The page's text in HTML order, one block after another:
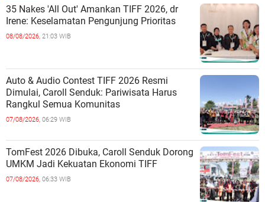
35 Nakes 'All Out' Amankan TIFF 2026, dr
Irene: Keselamatan Pengunjung Prioritas
08/08/2026, 21:03 WIB
Auto & Audio Contest TIFF 2026 Resmi
Dimulai, Caroll Senduk: Pariwisata Harus
Rangkul Semua Komunitas
07/08/2026, 06:29 WIB
TomFest 2026 Dibuka, Caroll Senduk Dorong
UMKM Jadi Kekuatan Ekonomi TIFF
07/08/2026, 06:33 WIB